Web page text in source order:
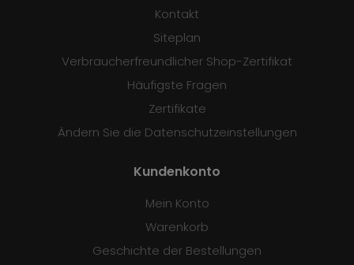
Kontakt
Siteplan
Verbraucherfreundlicher Shop-Zertifikat
Häufigste Fragen
Zertifikate
Ändern Sie die Datenschutzeinstellungen
Kundenkonto
Mein Konto
Warenkorb
Geschichte der Bestellungen